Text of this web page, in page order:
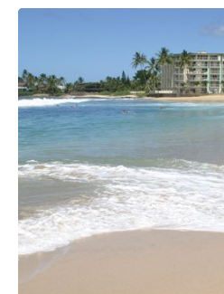
mooiste hike van Hawaii
kilometer lang en
naar de prachtige
langs een verborgen
van de spectaculaire